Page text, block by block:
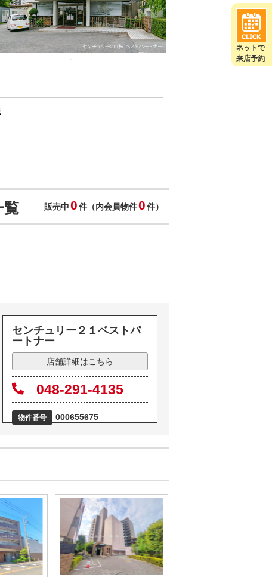
ネットで
来店予約
-
覧 販売中0件（内会員物件0件）
センチュリー２１ベストパ
ートナー
店舗詳細はこちら
048-291-4135
物件番号 000655675